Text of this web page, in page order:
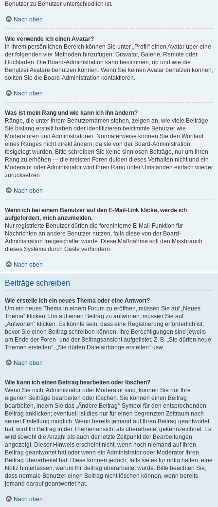
Benutzer zu Benutzer unterschiedlich ist.
Nach oben
Wie verwende ich einen Avatar?
In Ihrem persönlichen Bereich können Sie unter „Profil“ einen Avatar über eine
der folgenden vier Methoden hinzufügen: Gravatar, Galerie, Remote oder
Hochladen. Die Board-Administration kann bestimmen, ob und wie die
Benutzer Avatare benutzen können. Wenn Sie keinen Avatar benutzen können,
sollten Sie die Board-Administration kontaktieren.
Nach oben
Was ist mein Rang und wie kann ich ihn ändern?
Ränge, die unter Ihrem Benutzernamen stehen, zeigen an, wie viele Beiträge
Sie bislang erstellt haben oder identifizieren bestimmte Benutzer wie
Moderatoren und Administratoren. Normalerweise können Sie den Wortlaut
eines Ranges nicht direkt ändern, da sie von der Board-Administration
festgelegt wurden. Bitte schreiben Sie keine sinnlosen Beiträge, nur um Ihren
Rang zu erhöhen — die meisten Foren dulden dieses Verhalten nicht und ein
Moderator oder Administrator wird Ihren Rang unter Umständen einfach wieder
zurücksetzen.
Nach oben
Wenn ich bei einem Benutzer auf den E-Mail-Link klicke, werde ich
aufgefordert, mich anzumelden.
Nur registrierte Benutzer dürfen die foreninterne E-Mail-Funktion für
Nachrichten an andere Benutzer nutzen, falls diese von der Board-
Administration freigeschaltet wurde. Diese Maßnahme soll den Missbrauch
dieses Systems durch Gäste verhindern.
Nach oben
Beiträge schreiben
Wie erstelle ich ein neues Thema oder eine Antwort?
Um ein neues Thema in einem Forum zu eröffnen, müssen Sie auf „Neues
Thema“ klicken. Um auf einen Beitrag zu antworten, müssen Sie auf
„Antworten“ klicken. Es könnte sein, dass eine Registrierung erforderlich ist,
bevor Sie einen Beitrag schreiben können. Ihre Berechtigungen sind jeweils
am Ende der Foren- und der Beitragsansicht aufgelistet. Z. B. „Sie dürfen neue
Themen erstellen“, „Sie dürfen Dateianhänge erstellen“ usw.
Nach oben
Wie kann ich einen Beitrag bearbeiten oder löschen?
Wenn Sie nicht Administrator oder Moderator sind, können Sie nur Ihre
eigenen Beiträge bearbeiten oder löschen. Sie können einen Beitrag
bearbeiten, indem Sie das „Ändere Beitrag“-Symbol für den entsprechenden
Beitrag anklicken; eventuell ist dies nur für einen begrenzten Zeitraum nach
seiner Erstellung möglich. Wenn bereits jemand auf Ihren Beitrag geantwortet
hat, wird Ihr Beitrag in der Themenansicht als überarbeitet gekennzeichnet. Es
wird sowohl die Anzahl als auch der letzte Zeitpunkt der Bearbeitungen
angezeigt. Dieser Hinweis erscheint nicht, wenn noch niemand auf Ihren
Beitrag geantwortet hat oder wenn ein Administrator oder Moderator Ihren
Beitrag überarbeitet hat. Diese können jedoch, falls sie es für nötig halten, eine
Notiz hinterlassen, warum Ihr Beitrag überarbeitet wurde. Bitte beachten Sie,
dass normale Benutzer einen Beitrag nicht löschen können, wenn bereits
jemand darauf geantwortet hat.
Nach oben